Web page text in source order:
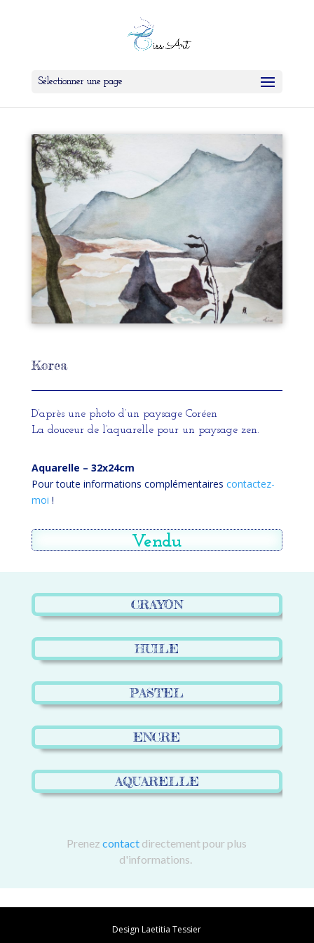
Sélectionner une page
Korea
D’après une photo d’un paysage Coréen
La douceur de l’aquarelle pour un paysage zen.
Aquarelle – 32x24cm
Pour toute informations complémentaires contactez-
moi !
Vendu
CRAYON
HUILE
PASTEL
ENCRE
AQUARELLE
Prenezcontact directement pour plus
d'informations.
Design Laetitia Tessier